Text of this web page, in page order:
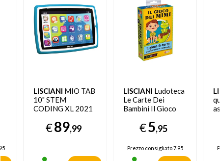
LISCIANI MIO TAB
10" STEM
CODING XL 2021
€89,99
LISCIANI Ludoteca
Le Carte Dei
Bambini Il Gioco
€5,95
Prezzo consigliato7.95